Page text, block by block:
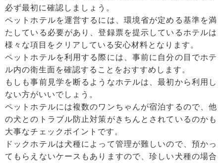
必ず最初に確認しましょう。
ペットホテルを運営するには、環境省が定める基準を満
たしている必要があり、登録票を提示しているホテルは
様々な項目をクリアしている安心材料となります。
ペットホテルを利用する際には、事前に自分の目でホテ
ル内の衛生面を確認することをおすすめします。
もしも事前見学を断るようなホテルは、最初から利用し
ない方がいいでしょう。
ペットホテルには複数のワンちゃんが宿泊するので、他
の犬とのトラブル防止対策がきちんとされているのかも
大事なチェックポイントです。
ドックホテルは犬種によって管理が難しいので、預かっ
てもらえないケースもありますので、珍しい犬種の場合